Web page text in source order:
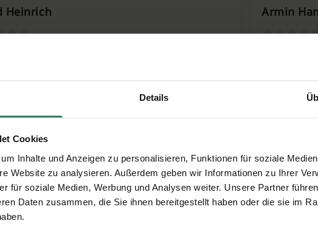
Details
Cookies
Inhalte und Anzeigen zu personalisieren, Funktionen für soziale
Website zu analysieren. Außerdem geben wir Informationen zu Ihrer
für soziale Medien, Werbung und Analysen weiter. Unsere Partner
Daten zusammen, die Sie ihnen bereitgestellt haben oder die sie im
Heinrich Armin
62b
66564